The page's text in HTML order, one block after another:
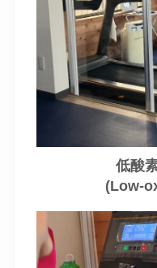
低酸
(Low-